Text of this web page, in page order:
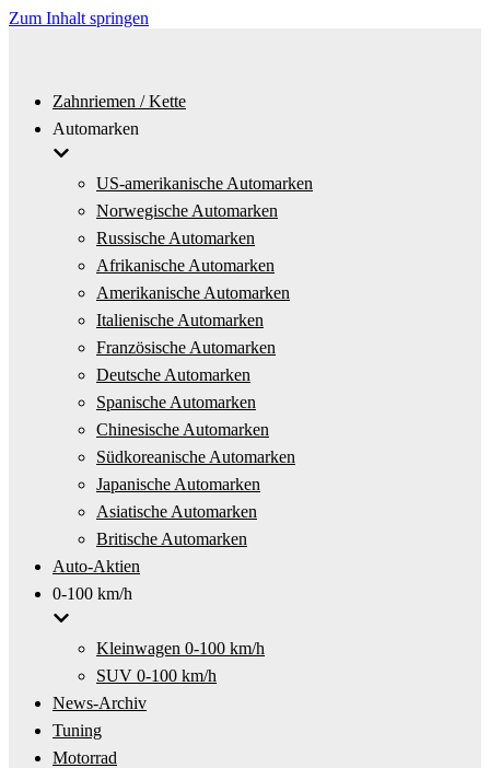
Zum Inhalt springen
Zahnriemen / Kette
Automarken
US-amerikanische Automarken
Norwegische Automarken
Russische Automarken
Afrikanische Automarken
Amerikanische Automarken
Italienische Automarken
Französische Automarken
Deutsche Automarken
Spanische Automarken
Chinesische Automarken
Südkoreanische Automarken
Japanische Automarken
Asiatische Automarken
Britische Automarken
Auto-Aktien
0-100 km/h
Kleinwagen 0-100 km/h
SUV 0-100 km/h
News-Archiv
Tuning
Motorrad